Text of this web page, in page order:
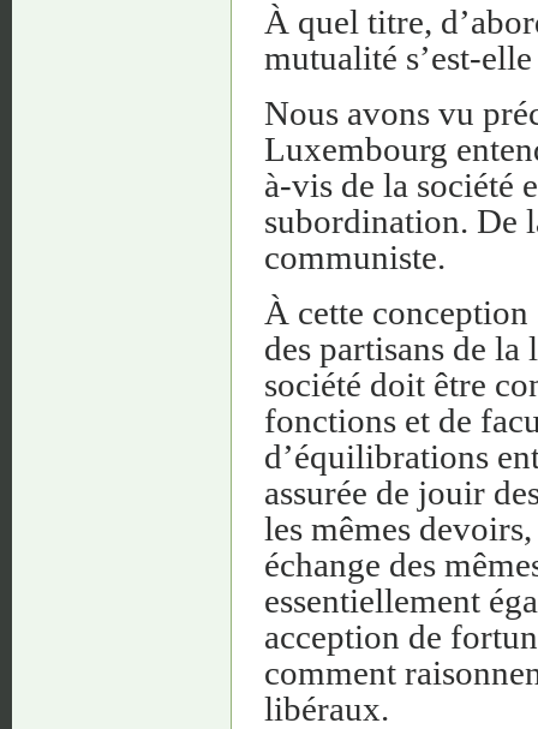
À quel titre,
mutualité s’est-
Nous avons vu
Luxembourg
à-vis de la société
subordination. De
communiste.
À cette
des partisans de
société doit être
fonctions et de
d’équilibrations
assurée de jouir
les mêmes
échange des
essentiellement
acception de
comment
libéraux.